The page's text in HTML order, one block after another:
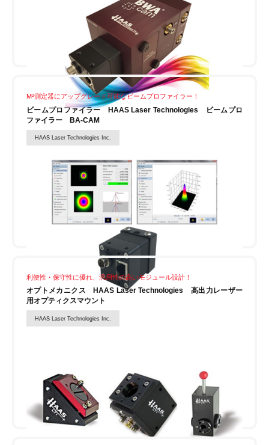
M²測定器にアップグレード可能なビームプロファイラー！
ビームプロファイラー HAAS Laser Technologies ビームプロ
ファイラー BA-CAM
HAAS Laser Technologies Inc.
利便性・保守性に優れ、汎用性の高いモジュール設計！
オプトメカニクス HAAS Laser Technologies 高出力レーザー
用オプティクスマウント
HAAS Laser Technologies Inc.